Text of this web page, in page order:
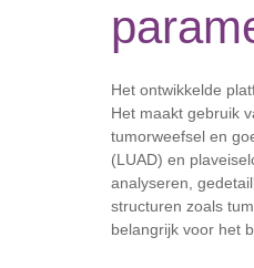
Het ontwikkelde
Het maakt gebruik
tumorweefsel en
(LUAD) en
analyseren,
structuren zoals
belangrijk voor het